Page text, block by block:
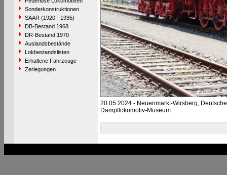
Sonderkonstruktionen
SAAR (1920 - 1935)
DB-Bestand 1968
DR-Bestand 1970
Auslandsbestände
Lokbestandslisten
Erhaltene Fahrzeuge
Zerlegungen
20.05.2024 - Neuenmarkt-Wirsberg,
Dampflokomotiv-Museum